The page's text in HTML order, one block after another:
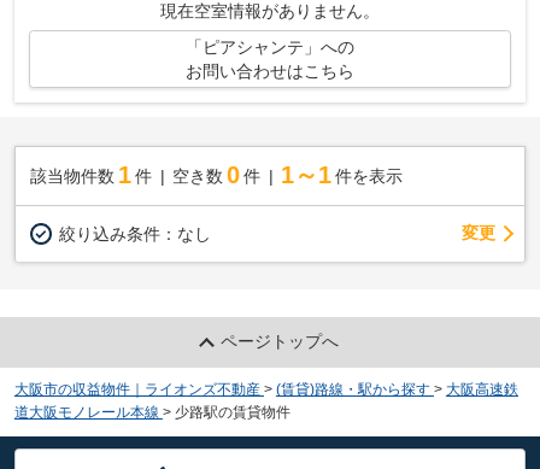
現在空室情報がありません。
「ピアシャンテ」への
お問い合わせはこちら
該当物件数 1件 空き数 0 件 1～1 件を表示
絞り込み条件： なし 変更
ページトップへ
大阪市の収益物件｜ライオンズ不動産 > (賃貸)路線・駅から探す > 大阪高速鉄
道大阪モノレール本線 > 少路駅の賃貸物件